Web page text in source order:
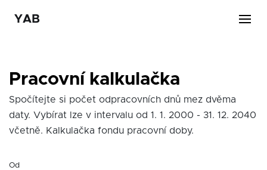
YAB
Pracovní kalkulačka
Spočítejte si počet odpracovních dnů mez dvěma
daty. Vybírat lze v intervalu od 1. 1. 2000 - 31. 12. 2040
včetně. Kalkulačka fondu pracovní doby.
Od